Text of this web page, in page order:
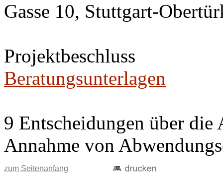
Gasse 10, Stuttgart-
Projektbeschluss
Beratungsunterlagen
9 Entscheidungen über
Annahme von
zum Seitenanfang